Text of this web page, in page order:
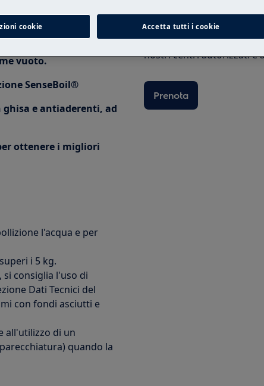
vuoto.
SenseBoil®
e antiaderenti, ad
ottenere i migliori
l'acqua e per
i 5 kg.
consiglia l'uso di
Dati Tecnici del
con fondi asciutti e
all'utilizzo di un
quando la
Prenota una
Ripara il tuo
nostri centri autorizzati e
Prenota
cookie Accetta tutti i cookie